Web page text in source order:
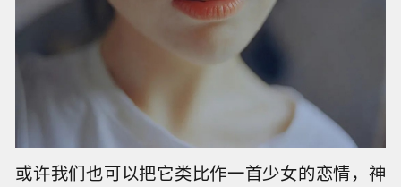
或许我们也可以把它类比作一首少女的恋情，神